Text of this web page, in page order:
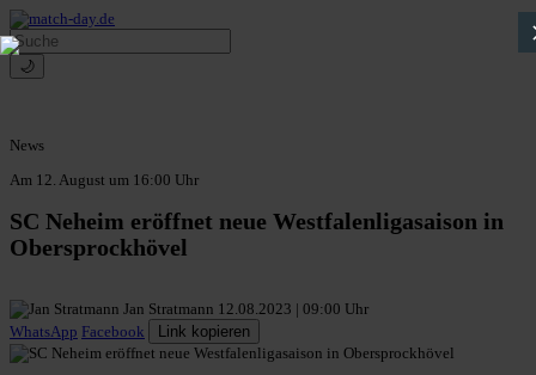
🌙
News
Am 12. August um 16:00 Uhr
SC Neheim eröffnet neue Westfalenligasaison in
Obersprockhövel
Jan Stratmann 12.08.2023 | 09:00 Uhr
WhatsApp Facebook Link kopieren